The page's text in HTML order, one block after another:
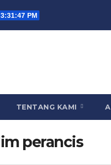
3:31:47 PM
TENTANG KAMI
perancis